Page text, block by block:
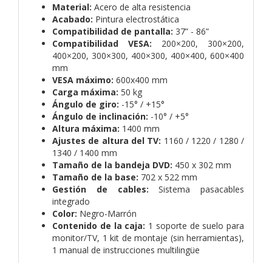
Material: Acero de alta resistencia
Acabado: Pintura electrostática
Compatibilidad de pantalla: 37” - 86”
Compatibilidad VESA: 200×200, 300×200,
400×200, 300×300, 400×300, 400×400, 600×400
mm
VESA máximo: 600x400 mm
Carga máxima: 50 kg
Ángulo de giro: -15° / +15°
Ángulo de inclinación: -10° / +5°
Altura máxima: 1400 mm
Ajustes de altura del TV: 1160 / 1220 / 1280 /
1340 / 1400 mm
Tamaño de la bandeja DVD: 450 x 302 mm
Tamaño de la base: 702 x 522 mm
Gestión de cables: Sistema pasacables
integrado
Color: Negro-Marrón
Contenido de la caja: 1 soporte de suelo para
monitor/TV, 1 kit de montaje (sin herramientas),
1 manual de instrucciones multilingüe